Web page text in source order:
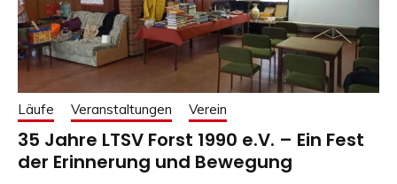
Läufe Veranstaltungen Verein
35 Jahre LTSV Forst 1990 e.V. – Ein Fest
der Erinnerung und Bewegung